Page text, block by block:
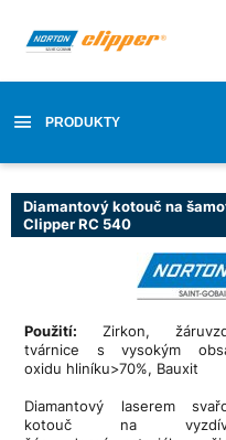
PRODUKTY
Diamantový kotouč na
Clipper RC 540
Použití: Zirkon,
tvárnice s vysokým
oxidu hliníku>70%, Bauxit
Diamantový laserem
kotouč na